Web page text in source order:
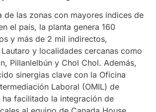
de las zonas con mayores índices de
el país, la planta genera 160
y más de 2 mil indirectos,
y localidades cercanas como
Pillanlelbún y Chol Chol. Además,
sinergias clave con la Oficina
Laboral (OMIL) de
ha facilitado la integración de